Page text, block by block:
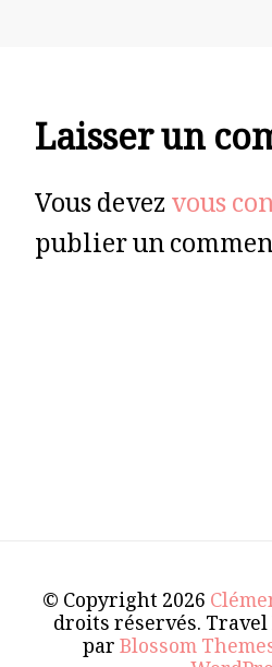
Laisser un
Vous devezvous
publier un
© Copyright 2026
droits réservés. Travel
parBlossom